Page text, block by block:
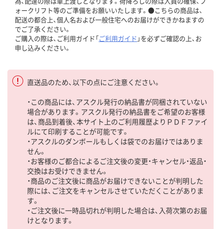
ォークリフト等のご準備をお願いいたします。●こちらの商品は、
配送の都合上、個人名および一般住宅へのお届けができかねますの
でご了承ください。
ご購入の際は、ご利用ガイド「ご利用ガイド 」を必ずご確認の上、お
申し込みください。
直送品のため、以下の点にご注意ください。
・この商品には、アスクル発行の納品書が同梱されていない
場合があります。アスクル発行の納品書をご希望のお客様
は、商品到着後、本サイト上のご利用履歴よりＰＤＦファイ
ルにて印刷することが可能です。
・アスクルのダンボールもしくは袋でのお届けではありま
せん。
・お客様のご都合によるご注文後の変更・キャンセル・返品・
交換はお受けできません。
・商品のご注文後に商品がお届けできないことが判明した
際には、ご注文をキャンセルさせていただくことがありま
す。
・ご注文後に一時品切れが判明した場合は、入荷次第のお届
けとなります。